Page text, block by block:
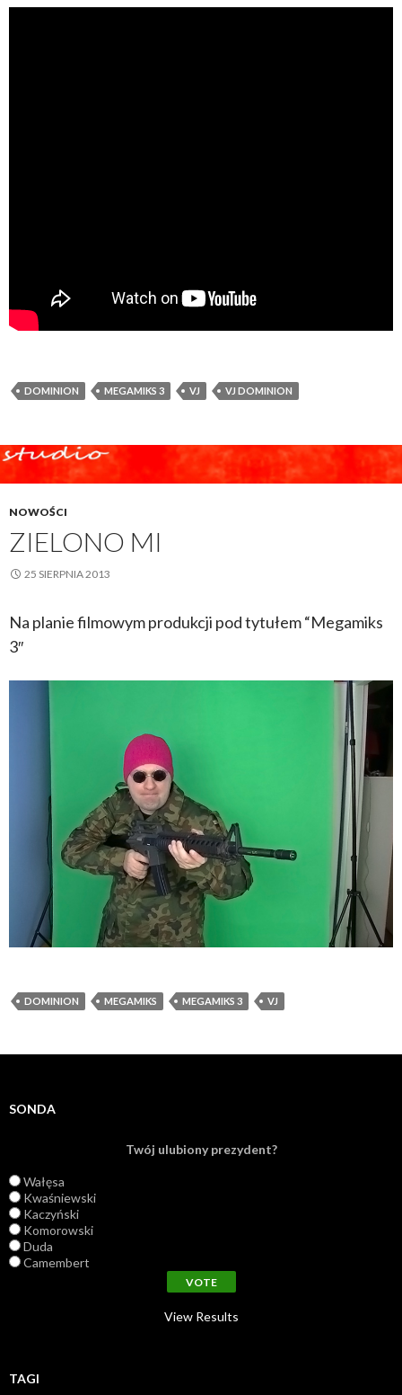
DOMINION MEGAMIKS 3 VJ VJ DOMINION
NOWOŚCI
ZIELONO MI
25 SIERPNIA 2013
Na planie filmowym produkcji pod tytułem “Megamiks
3″
DOMINION MEGAMIKS MEGAMIKS 3 VJ
SONDA
Twój ulubiony prezydent?
Wałęsa
Kwaśniewski
Kaczyński
Komorowski
Duda
Camembert
View Results
TAGI